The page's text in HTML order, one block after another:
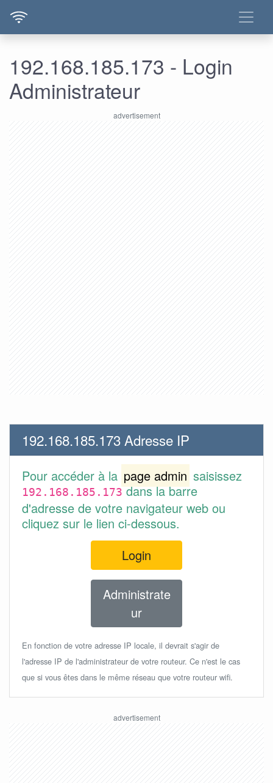
192.168.185.173 - Login
Administrateur
192.168.185.173 Adresse IP
Pour accéder à la page admin saisissez
192.168.185.173dans la barre
d'adresse de votre navigateur web ou
cliquez sur le lien ci-dessous.
Login
Administrate
ur
En fonction de votre adresse IP locale, il devrait s'agir de
l'adresse IP de l'administrateur de votre routeur. Ce n'est le cas
que si vous êtes dans le même réseau que votre routeur wifi.